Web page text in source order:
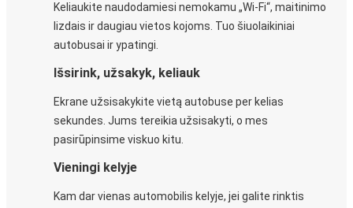
Keliaukite naudodamiesi nemokamu „Wi-Fi“, maitinimo
lizdais ir daugiau vietos kojoms. Tuo šiuolaikiniai
autobusai ir ypatingi.
Išsirink, užsakyk, keliauk
Ekrane užsisakykite vietą autobuse per kelias
sekundes. Jums tereikia užsisakyti, o mes
pasirūpinsime viskuo kitu.
Vieningi kelyje
Kam dar vienas automobilis kelyje, jei galite rinktis